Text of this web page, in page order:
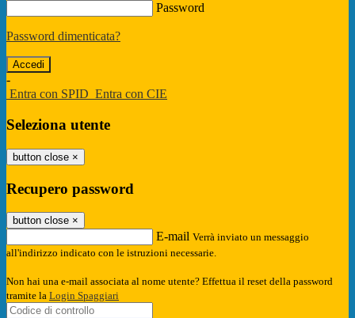
Password
Password dimenticata?
-
Entra con SPID Entra con CIE
Seleziona utente
button close ×
Recupero password
button close ×
E-mail Verrà inviato un messaggio
all'indirizzo indicato con le istruzioni necessarie.
Non hai una e-mail associata al nome utente? Effettua il reset della password
tramite la Login Spaggiari